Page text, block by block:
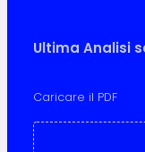
Ultima Analisi
Caricare il PDF